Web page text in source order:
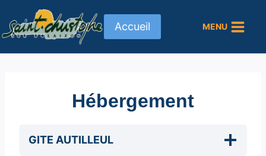
au
contenu
Accueil MENU
Hébergement
GITE AUTILLEUL